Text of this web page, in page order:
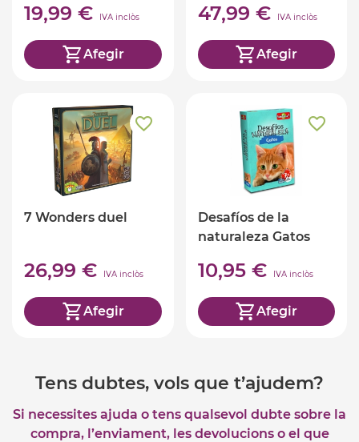
19,99 € IVA inclòs
Afegir
47,99 € IVA inclòs
Afegir
7 Wonders duel
26,99 € IVA inclòs
Afegir
Desafíos de la
naturaleza Gatos
10,95 € IVA inclòs
Afegir
Tens dubtes, vols que t’ajudem?
Si necessites ajuda o tens qualsevol dubte sobre la
compra, l’enviament, les devolucions o el que